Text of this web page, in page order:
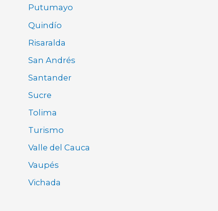
Putumayo
Quindío
Risaralda
San Andrés
Santander
Sucre
Tolima
Turismo
Valle del Cauca
Vaupés
Vichada